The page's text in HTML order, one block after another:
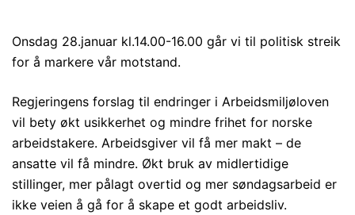
Onsdag 28.januar kl.14.00-16.00 går vi til politisk streik
for å markere vår motstand.
Regjeringens forslag til endringer i Arbeidsmiljøloven
vil bety økt usikkerhet og mindre frihet for norske
arbeidstakere. Arbeidsgiver vil få mer makt – de
ansatte vil få mindre. Økt bruk av midlertidige
stillinger, mer pålagt overtid og mer søndagsarbeid er
ikke veien å gå for å skape et godt arbeidsliv.